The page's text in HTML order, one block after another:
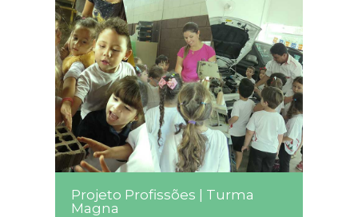
Projeto Profissões | Turma
Magna